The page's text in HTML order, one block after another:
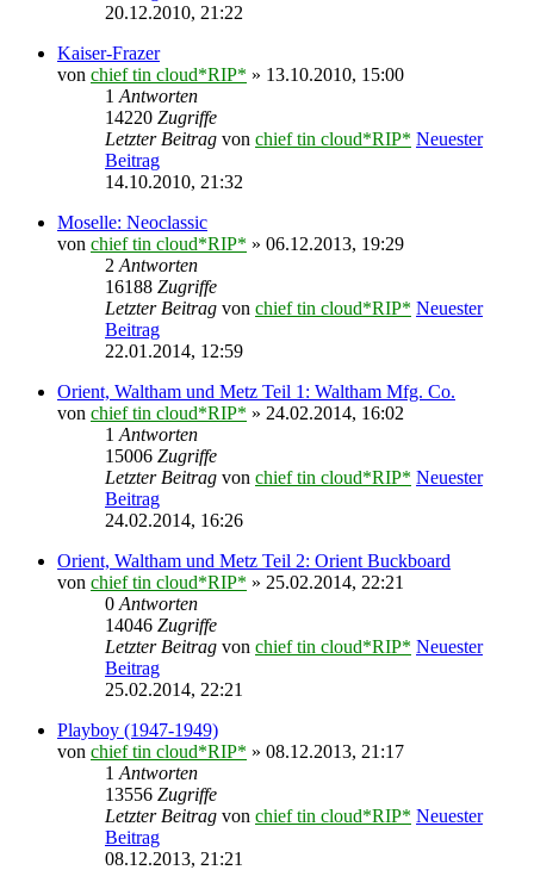
20.12.2010, 21:22
Kaiser-Frazer
von chief tin cloud*RIP* » 13.10.2010, 15:00
1 Antworten
14220 Zugriffe
Letzter Beitrag von chief tin cloud*RIP* Neuester
Beitrag
14.10.2010, 21:32
Moselle: Neoclassic
von chief tin cloud*RIP* » 06.12.2013, 19:29
2 Antworten
16188 Zugriffe
Letzter Beitrag von chief tin cloud*RIP* Neuester
Beitrag
22.01.2014, 12:59
Orient, Waltham und Metz Teil 1: Waltham Mfg. Co.
von chief tin cloud*RIP* » 24.02.2014, 16:02
1 Antworten
15006 Zugriffe
Letzter Beitrag von chief tin cloud*RIP* Neuester
Beitrag
24.02.2014, 16:26
Orient, Waltham und Metz Teil 2: Orient Buckboard
von chief tin cloud*RIP* » 25.02.2014, 22:21
0 Antworten
14046 Zugriffe
Letzter Beitrag von chief tin cloud*RIP* Neuester
Beitrag
25.02.2014, 22:21
Playboy (1947-1949)
von chief tin cloud*RIP* » 08.12.2013, 21:17
1 Antworten
13556 Zugriffe
Letzter Beitrag von chief tin cloud*RIP* Neuester
Beitrag
08.12.2013, 21:21